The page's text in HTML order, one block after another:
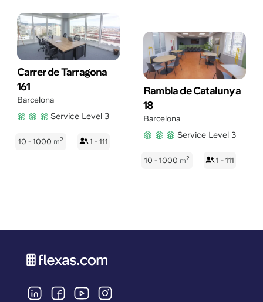
Carrer de Tarragona
161
Barcelona
Service Level 3
10 - 1000 m2 1 - 111
Rambla de Catalunya
18
Barcelona
Service Level 3
10 - 1000 m2 1 - 111